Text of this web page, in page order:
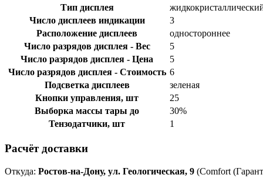
Тип дисплея
Число дисплеев индикации
3
Расположение дисплеев
одностороннее
Число разрядов дисплея - Вес
5
Число разрядов дисплея - Цена
5
Число разрядов дисплея - Стоимость 6
Подсветка дисплеев
зеленая
Кнопки управления, шт
25
Выборка массы тары до
30%
Тензодатчики, шт
1
Расчёт доставки
Откуда: Ростов-на-Дону, ул. Геологическая, 9 (Comfort